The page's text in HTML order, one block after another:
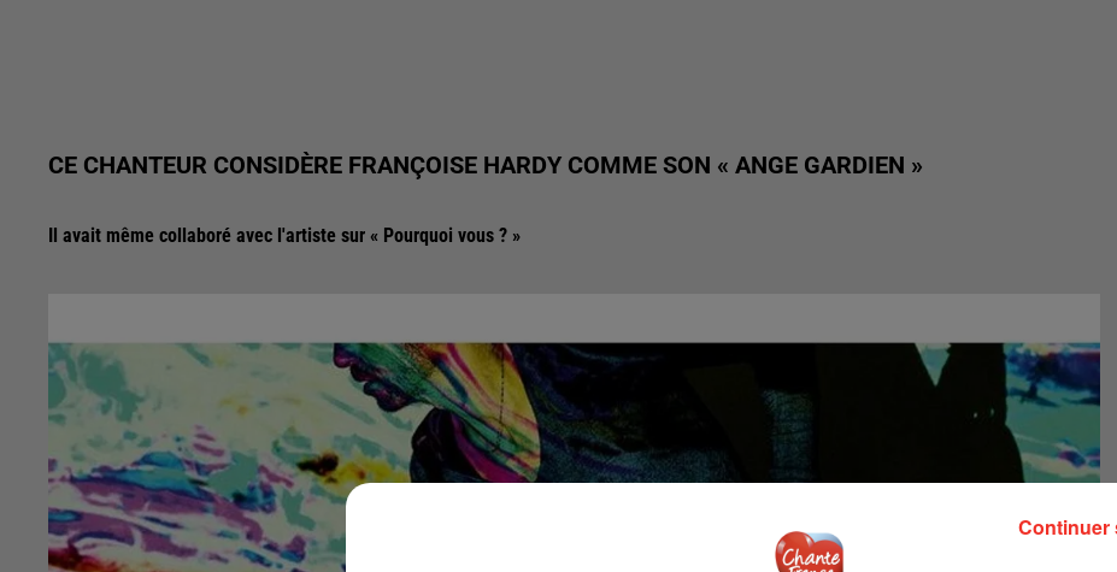
CE CHANTEUR CONSIDÈRE FRANÇOISE HARDY COMME SON « ANGE GARDIEN »
Il avait même collaboré avec l'artiste sur « Pourquoi vous ? »
Continuer